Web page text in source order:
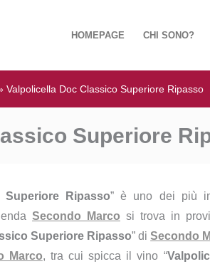
HOMEPAGE CHI SONO?
Valpolicella Doc Classico Superiore Ripasso
Superiore
Ripasso” è uno dei più
Secondo Marco si trova in
Superiore Ripasso” diSecondo
Marco, tra cui spicca il vino “